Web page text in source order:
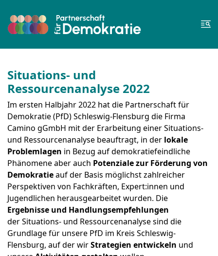
Zum Inhalt springen
Zur Fußzeile springen
Situations- und
Ressourcenanalyse 2022
Im ersten Halbjahr 2022 hat die Partnerschaft für
Demokratie (PfD) Schleswig-Flensburg die Firma
Camino gGmbH mit der Erarbeitung einer Situations-
und Ressourcenanalyse beauftragt, in der lokale
Problemlagen in Bezug auf demokratiefeindliche
Phänomene aber auch Potenziale zur Förderung von
Demokratieauf der Basis möglichst zahlreicher
Perspektiven von Fachkräften, Expert:innen und
Jugendlichen herausgearbeitet wurden. Die
Ergebnisse und Handlungsempfehlungen
der Situations- und Ressourcenanalyse sind die
Grundlage für unsere PfD im Kreis Schleswig-
Flensburg, auf der wirStrategien entwickeln und